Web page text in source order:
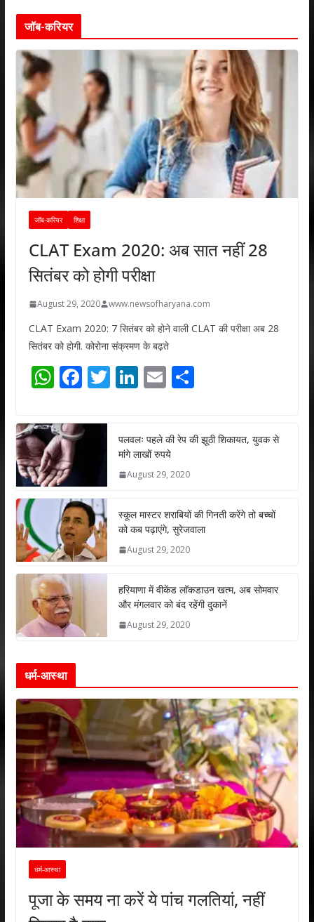
जॉब-करियर
जॉब-करियर शिक्षा
CLAT Exam 2020: अब सात नहीं 28
सितंबर को होगी परीक्षा
August 29, 2020 www.newsofharyana.com
CLAT Exam 2020: 7 सितंबर को होने वाली CLAT की परीक्षा अब 28
सितंबर को होगी. कोरोना संक्रमण के बढ़ते
W
at
s
A
p
p
F
e
b
o
k
T
er
Li
e
dI
n
E
l
S
e
पलवलः पहले की रेप की झूठी शिकायत, युवक से
मांगे लाखों रुपये
August 29, 2020
स्कूल मास्टर शराबियों की गिनती करेंगे तो बच्चों
को कब पढ़ाएंगे, सुरेजवाला
August 29, 2020
हरियाणा में वीकेंड लॉकडाउन खत्म, अब सोमवार
और मंगलवार को बंद रहेंगी दुकानें
August 29, 2020
धर्म-आस्था
धर्म-आस्था
पूजा के समय ना करें ये पांच गलतियां, नहीं